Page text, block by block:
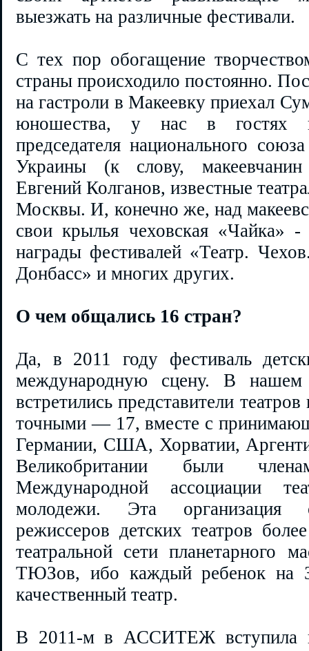
выезжать на различные фестивали.
С тех пор обогащение
страны происходило постоянно.
на гастроли в Макеевку приехал
юношества, у нас в гостях
председателя национального
Украины (к слову,
Евгений Колганов, известные
Москвы. И, конечно же, над
свои крылья чеховская «Чайка» -
награды фестивалей «Театр.
Донбасс» и многих других.
О чем общались 16 стран?
Да, в 2011 году фестиваль
международную сцену. В
встретились представители
точными — 17, вместе с
Германии, США, Хорватии,
Великобритании были
Международной ассоциации
молодежи. Эта организация
режиссеров детских театров
театральной сети планетарного
ТЮЗов, ибо каждый ребенок на
качественный театр.
В 2011-м в АССИТЕЖ вступила и